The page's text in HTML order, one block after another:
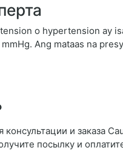
o hypertension ay
Ang mataas na
и заказа
посылку и